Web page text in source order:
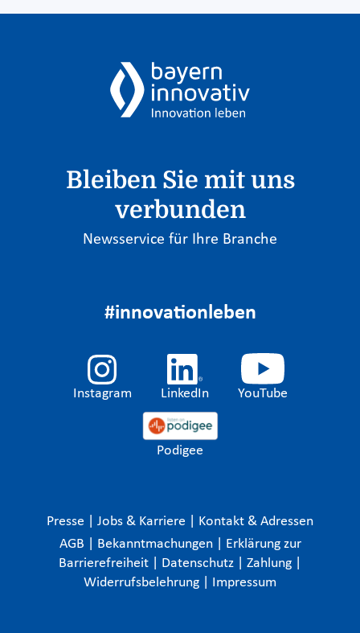
Bleiben Sie mit uns
verbunden
Newsservice für Ihre Branche
#innovationleben
Instagram LinkedIn YouTube
Podigee
Presse Jobs & Karriere
Kontakt & Adressen
AGB
Bekanntmachungen
Erklärung zur
Barrierefreiheit
Datenschutz Zahlung
Widerrufsbelehrung
Impressum